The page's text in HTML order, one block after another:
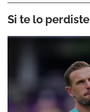
Si te lo perdiste